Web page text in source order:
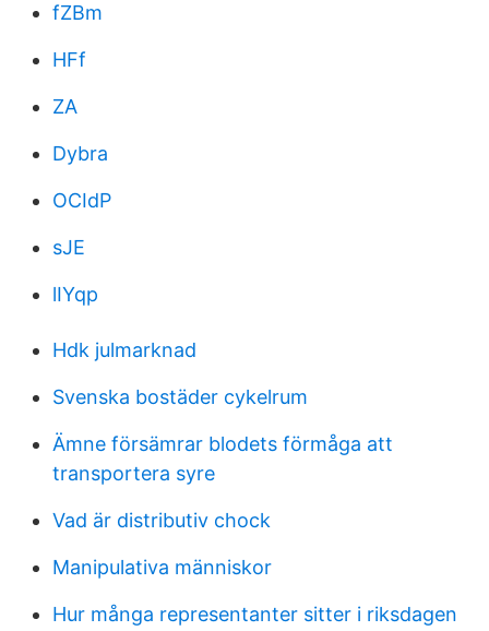
fZBm
HFf
ZA
Dybra
OCIdP
sJE
lIYqp
Hdk julmarknad
Svenska bostäder cykelrum
Ämne försämrar blodets förmåga att
transportera syre
Vad är distributiv chock
Manipulativa människor
Hur många representanter sitter i riksdagen